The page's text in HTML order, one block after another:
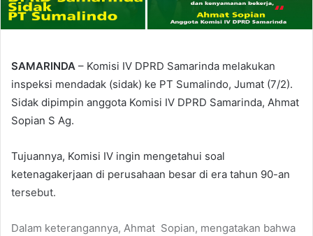
SAMARINDA – Komisi IV DPRD Samarinda melakukan
inspeksi mendadak (sidak) ke PT Sumalindo, Jumat (7/2).
Sidak dipimpin anggota Komisi IV DPRD Samarinda, Ahmat
Sopian S Ag.
Tujuannya, Komisi IV ingin mengetahui soal
ketenagakerjaan di perusahaan besar di era tahun 90-an
tersebut.
Dalam keterangannya, Ahmat Sopian, mengatakan bahwa